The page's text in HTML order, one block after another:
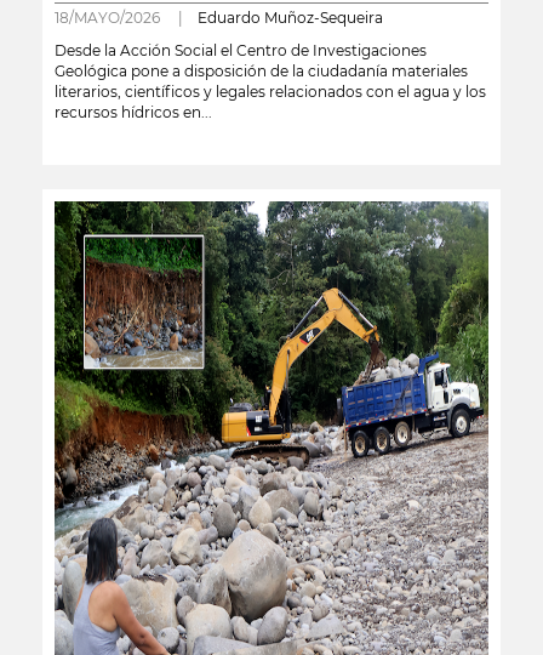
18/MAYO/2026 | Eduardo Muñoz-Sequeira
Desde la Acción Social el Centro de Investigaciones
Geológica pone a disposición de la ciudadanía materiales
literarios, científicos y legales relacionados con el agua y los
recursos hídricos en...